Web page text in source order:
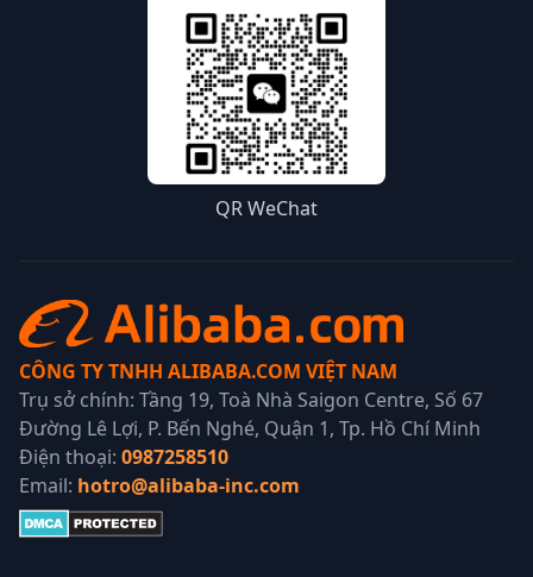
QR WeChat
CÔNG TY TNHH ALIBABA.COM VIỆT NAM
Trụ sở chính: Tầng 19, Toà Nhà Saigon Centre, Số 67
Đường Lê Lợi, P. Bến Nghé, Quận 1, Tp. Hồ Chí Minh
Điện thoại: 0987258510
Email: hotro@alibaba-inc.com